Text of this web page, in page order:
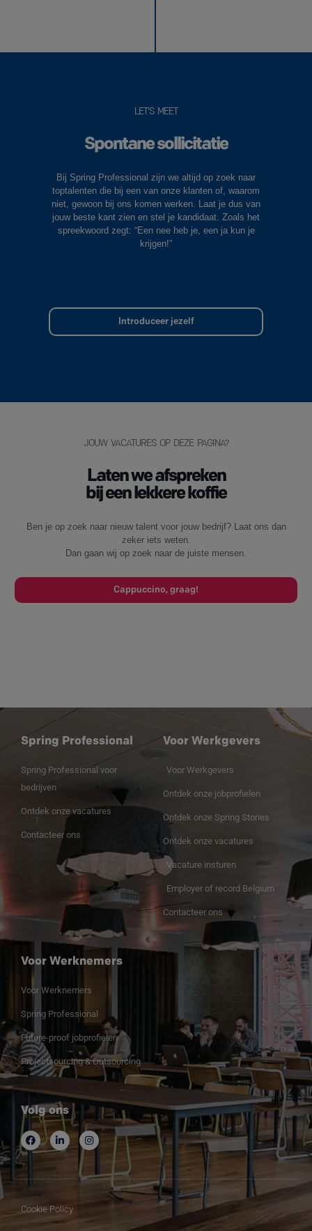
LET'S MEET
Spontane sollicitatie
Bij Spring Professional zijn we altijd op zoek naar
toptalenten die bij een van onze klanten of, waarom
niet, gewoon bij ons komen werken. Laat je dus van
jouw beste kant zien en stel je kandidaat. Zoals het
spreekwoord zegt: “Een nee heb je, een ja kun je
krijgen!”
Introduceer jezelf
JOUW VACATURES OP DEZE PAGINA?
Laten we afspreken
bij een lekkere koffie
Ben je op zoek naar nieuw talent voor jouw bedrijf? Laat ons dan
zeker iets weten.
Dan gaan wij op zoek naar de juiste mensen.
Cappuccino, graag!
Spring Professional
Spring Professional voor
bedrijven
Ontdek onze vacatures
Contacteer ons
Voor Werkgevers
Voor Werkgevers
Ontdek onze jobprofielen
Ontdek onze Spring Stories
Ontdek onze vacatures
Vacature insturen
Employer of record Belgium
Contacteer ons
Voor Werknemers
Voor Werknemers
Spring Professional
Future-proof jobprofielen
Projectsourcing & Outsourcing
Volg ons
Cookie Policy